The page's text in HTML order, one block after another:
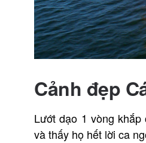
Cảnh đẹp
Lướt dạo 1 vòng
và thấy họ hết lời ca